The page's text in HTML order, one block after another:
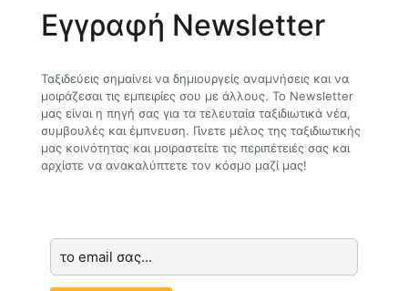
Εγγραφή Newsletter
Ταξιδεύεις σημαίνει να δημιουργείς αναμνήσεις και να
μοιράζεσαι τις εμπειρίες σου με άλλους. Το Newsletter
μας είναι η πηγή σας για τα τελευταία ταξιδιωτικά νέα,
συμβουλές και έμπνευση. Γίνετε μέλος της ταξιδιωτικής
μας κοινότητας και μοιραστείτε τις περιπέτειές σας και
αρχίστε να ανακαλύπτετε τον κόσμο μαζί μας!